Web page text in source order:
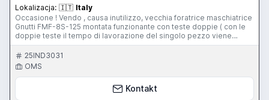
Lokalizacja: 🇮🇹 Italy
Occasione ! Vendo , causa inutilizzo, vecchia foratrice maschiatrice
Gnutti FMF-8S-125 montata funzionante con teste doppie ( con le
doppie teste il tempo di lavorazione del singolo pezzo viene
dimezzato). Eventualmente con possibilità di montare teste
singole. Prezzo da concordare.
25IND3031
OMS
Kontakt